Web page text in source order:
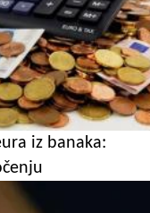
iz banaka: